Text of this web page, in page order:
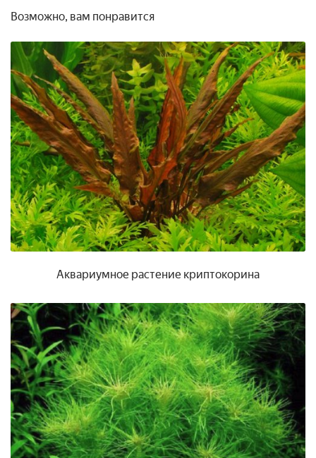
Возможно, вам понравится
Аквариумное растение криптокорина